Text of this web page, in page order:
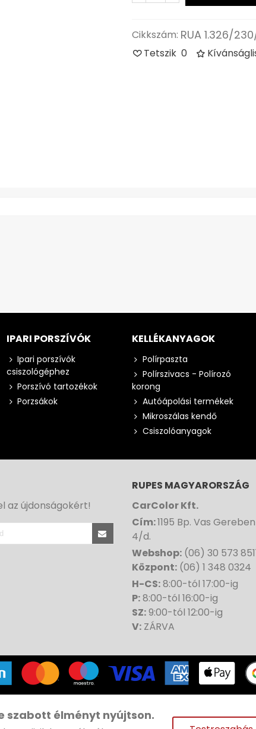
Cikkszám: RUA 1.326/
Tetszik 0
IPARI PORSZÍVÓK
Ipari porszívók
csiszológéphez
Porszívó tartozékok
Porzsákok
KELLÉKANYAGOK
Polírpaszta
Polírszivacs - Polírozó
korong
Autóápolási termékek
Mikroszálas kendő
Csiszolóanyagok
az újdonságokért!
RUPES MAGYARORSZÁG
CarColor Kft.
Cím:1195 Bp. Vas
4/d.
Webshop: (06) 30 573
Központ: (06) 1 348 0324
H-CS:8:00-tól 17:00-ig
P:8:00-tól 16:00-ig
SZ:9:00-tól 12:00-ig
V: ZÁRVA
szabott élményt nyújtson.